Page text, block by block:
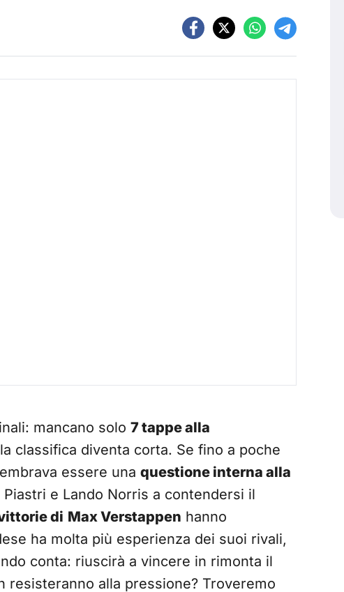
mancano solo 7 tappe alla
classifica diventa corta. Se fino a poche
essere una questione interna alla
e Lando Norris a contendersi il
di Max Verstappen hanno
ha molta più esperienza dei suoi rivali,
conta: riuscirà a vincere in rimonta il
alla pressione? Troveremo